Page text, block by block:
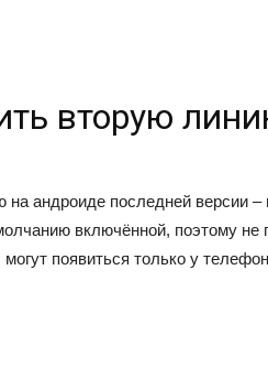
вторую
андроиде последней версии –
включённой, поэтому не
появиться только у